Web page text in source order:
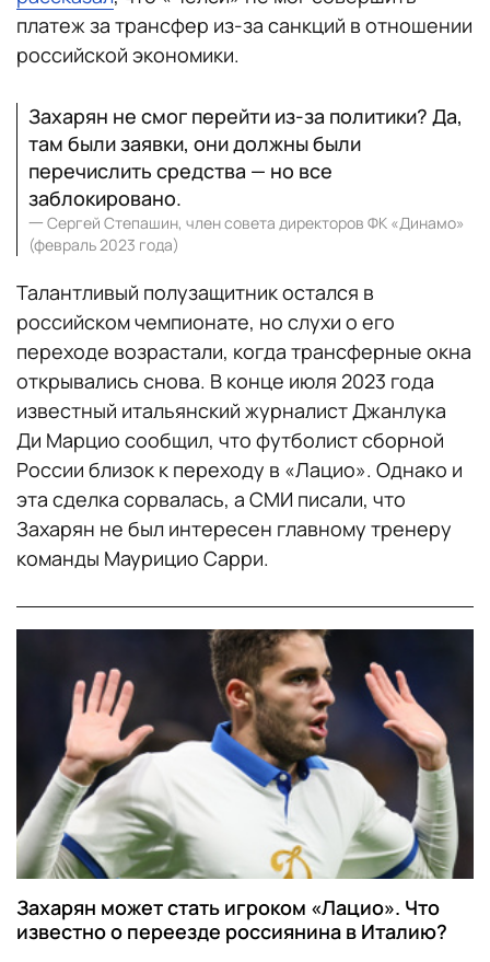
платеж за трансфер из-за санкций в отношении
российской экономики.
Захарян не смог перейти из-за политики? Да,
там были заявки, они должны были
перечислить средства — но все
заблокировано.
一 Сергей Степашин, член совета директоров ФК «Динамо»
(февраль 2023 года)
Талантливый полузащитник остался в
российском чемпионате, но слухи о его
переходе возрастали, когда трансферные окна
открывались снова. В конце июля 2023 года
известный итальянский журналист Джанлука
Ди Марцио сообщил, что футболист сборной
России близок к переходу в «Лацио». Однако и
эта сделка сорвалась, а СМИ писали, что
Захарян не был интересен главному тренеру
команды Маурицио Сарри.
Захарян может стать игроком «Лацио». Что
известно о переезде россиянина в Италию?